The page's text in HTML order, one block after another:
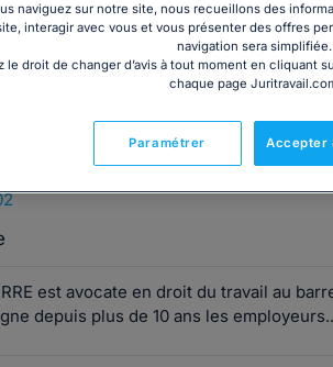
spécialité du cabinet d'avocats Frédéric
entreprises dans le domaine...Lire la
SERRE
est avocate en droit du travail au
depuis plus de 10 ans les
naviguez sur notre site, nous recueillons des
interagir avec vous et vous présenter des offres
navigation sera simplifiée.
le droit de changer d’avis à tout moment en cliquant
chaque page
Accepter
Paramétrer